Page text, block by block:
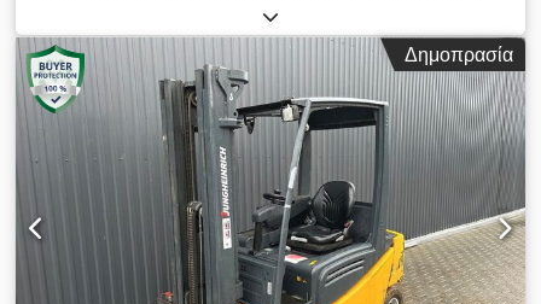
VEMAG HP20E + FSL210: • Υψηλή παραγωγικότητα για φρέσκα
και βραστά λουκάνικα • Ακριβής δοσομέτρηση και δεσμίωση
εντέρου • Εύκολη λειτουργία και απλή συντήρηση • Ανθεκτική
και υγιεινή κατασκευή από ανοξείδωτο χάλυβα • Ιδανική λύση
για μεσαίες και μεγάλες μονάδες επεξεργασίας κρέατος Η
γραμμή αυτή επιτρέπει τον αυτοματισμό της παραγωγικής
διαδικασίας λουκάνικων, ελαχιστοποιεί τις απώλειες πρώτων
υλών και εγγυάται σταθερή ποιότητα προϊόντος.
αριθμός μηχανήματος/οχήματος:
βάρος:32 κιλ, ωφελιμο φορτίο:8 κιλ, μοντέλο ελεγκτή:
Yaskawa YRC1000
, κατασκευαστής συσκευών teach
pendant:
Yaskawa, αριθμός αξόνων:
, ΤΕΧΝΙΚΈΣ
ΛΕΠΤΟΜΈΡΕΙΕΣ Άξονες ρομπότ: 6 Μέγιστο ωφέλιμο φορτίο:
8 kg Βάρος βραχίονα ρομπότ: 32 kg ΛΕΠΤΟΜΈΡΕΙΕΣ
ΜΗΧΑΝΉΜΑΤΟΣ Σύστημα ελέγχου: Yaskawa YRC1000
Κατασκευαστής χειριστηρίου διδασκαλίας: Yaskawa
Τροφοδοσία ρεύματος: 3 φάσεις AC 380–440 V, 50/60 Hz
Ρεύμα εισόδου: 15 A Μέγιστο ρεύμα προστασίας
υπερφόρτωσης συσκευής: 15 A Ρεύμα βραχυκυκλώματος: 2,5
kA Τύπος τροφοδοτικού: ERAR-1000-06VX8-E10 Dwsdpfx
Δημοπρασία